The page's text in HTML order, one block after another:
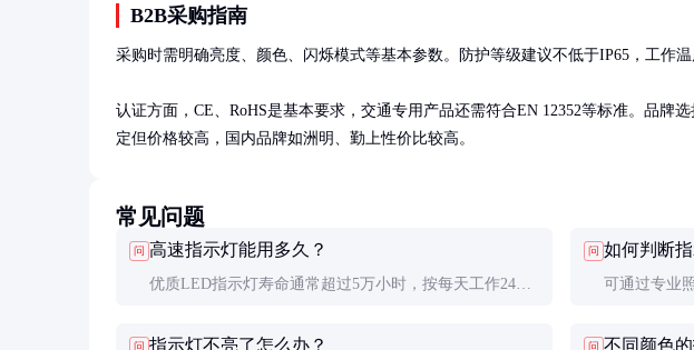
B2B采购指南
采购时需明确亮度、颜色、闪烁模式等基本参数。防护等级建议不低于IP65，工作温
认证方面，CE、RoHS是基本要求，交通专用产品还需符合EN 12352等标准。品牌
定但价格较高，国内品牌如洲明、勤上性价比较高。
常见问题
问 高速指示灯能用多久？
优质LED指示灯寿命通常超过5万小时，按每天工作24小
问 如何判断
可通过专业
问 指示灯不亮了怎么办？ 问 不同颜色